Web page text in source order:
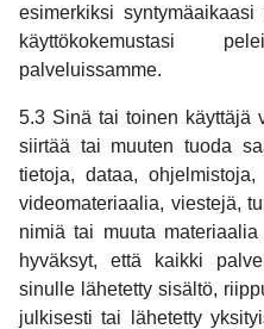
esimerkiksi
käyttökokemustasi
palveluissamme.
5.3 Sinä tai toinen käyttäjä
siirtää tai muuten tuoda
tietoja, dataa,
videomateriaalia, viestejä,
nimiä tai muuta materiaalia
hyväksyt, että kaikki
sinulle lähetetty sisältö,
julkisesti tai lähetetty